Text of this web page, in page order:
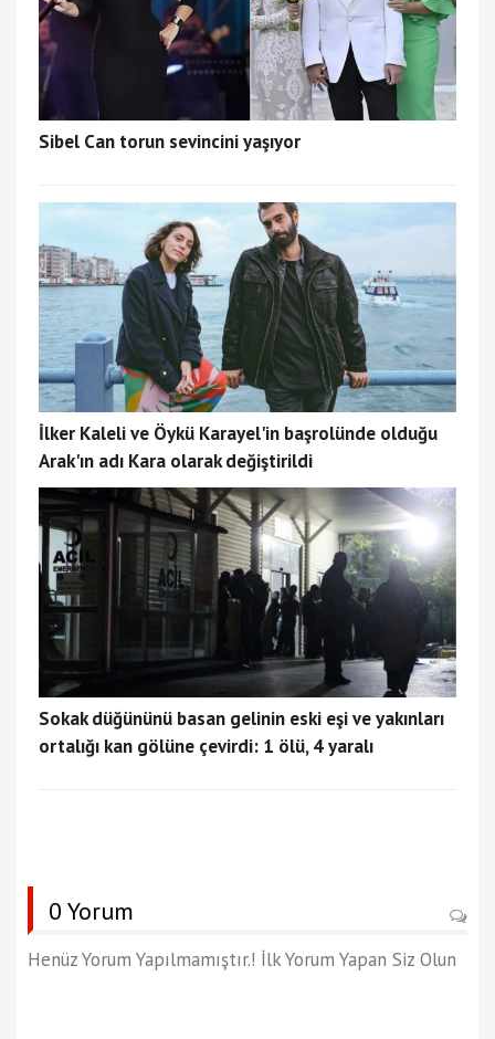
Sibel Can torun sevincini yaşıyor
İlker Kaleli ve Öykü Karayel'in başrolünde olduğu
Arak'ın adı Kara olarak değiştirildi
Sokak düğününü basan gelinin eski eşi ve yakınları
ortalığı kan gölüne çevirdi: 1 ölü, 4 yaralı
0 Yorum
Henüz Yorum Yapılmamıştır.! İlk Yorum Yapan Siz Olun